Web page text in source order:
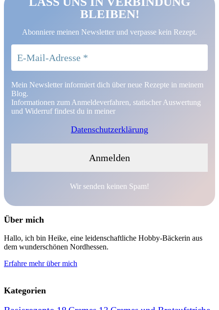
BLEIBEN!
Abonniere meinen Newsletter und verpasse kein Rezept.
Mein Newsletter informiert dich über neue Rezepte in meinem
Blog.
Informationen zum Anmeldeverfahren, statischer Auswertung
und Widerruf findest du in meiner
Datenschutzerklärung
Wir senden keinen Spam!
Über mich
Hallo, ich bin Heike, eine leidenschaftliche Hobby-Bäckerin aus
dem wunderschönen Nordhessen.
Erfahre mehr über mich
Kategorien